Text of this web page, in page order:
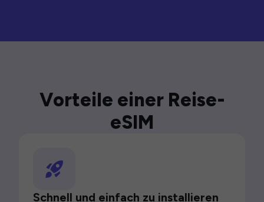
Vorteile einer Reise-
eSIM
Schnell und einfach zu installieren